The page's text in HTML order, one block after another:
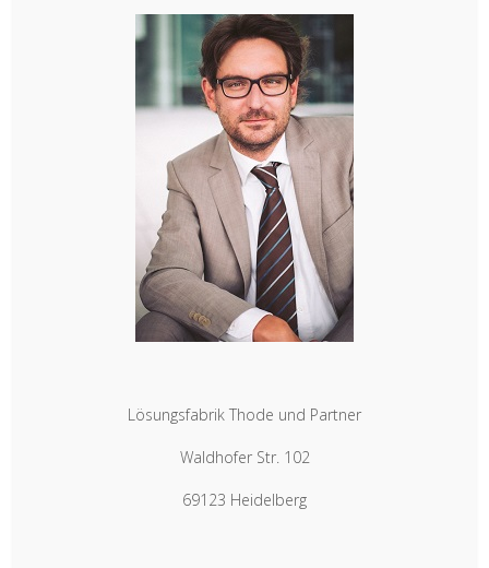
Lösungsfabrik Thode und Partner
Waldhofer Str. 102
69123 Heidelberg